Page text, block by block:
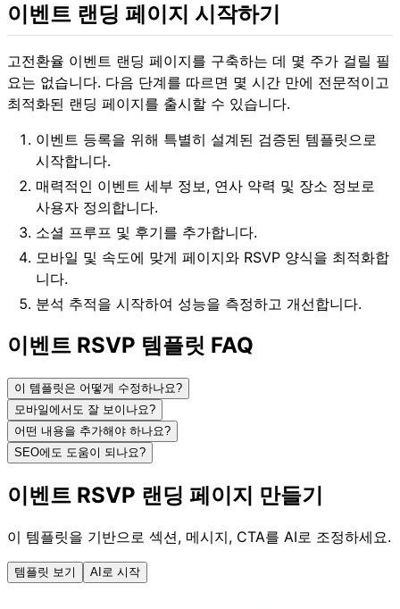
이벤트 랜딩 페이지 시작하기
고전환율 이벤트 랜딩 페이지를 구축하는 데 몇 주가 걸릴 필
요는 없습니다. 다음 단계를 따르면 몇 시간 만에 전문적이고
최적화된 랜딩 페이지를 출시할 수 있습니다.
이벤트 등록을 위해 특별히 설계된 검증된 템플릿으로
시작합니다.
매력적인 이벤트 세부 정보, 연사 약력 및 장소 정보로
사용자 정의합니다.
소셜 프루프 및 후기를 추가합니다.
모바일 및 속도에 맞게 페이지와 RSVP 양식을 최적화합
니다.
분석 추적을 시작하여 성능을 측정하고 개선합니다.
이벤트 RSVP 템플릿 FAQ
이 템플릿은 어떻게 수정하나요?
모바일에서도 잘 보이나요?
어떤 내용을 추가해야 하나요?
SEO에도 도움이 되나요?
이벤트 RSVP 랜딩 페이지 만들기
이 템플릿을 기반으로 섹션, 메시지, CTA를 AI로 조정하세요.
템플릿 보기 AI로 시작